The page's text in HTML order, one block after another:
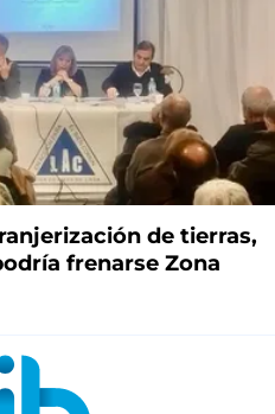
de tierras,
frenarse Zona